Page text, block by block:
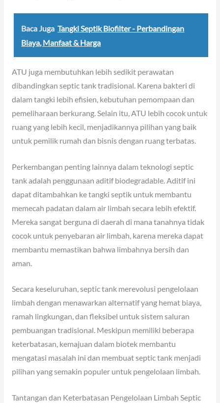
Baca Juga Tangki Septik Biofilter - Perbandingan
Biaya, Manfaat & Harga
ATU juga membutuhkan lebih sedikit perawatan
dibandingkan septic tank tradisional. Karena bakteri di
dalam tangki lebih efisien, kebutuhan pemompaan dan
pemeliharaan berkurang. Selain itu, ATU lebih cocok untuk
ruang yang lebih kecil, menjadikannya pilihan yang baik
untuk pemilik rumah dan bisnis dengan ruang terbatas.
Perkembangan penting lainnya dalam teknologi septic
tank adalah penggunaan aditif biodegradable. Aditif ini
dapat ditambahkan ke tangki septik untuk membantu
memecah padatan dalam air limbah secara lebih efektif.
Mereka sangat berguna di daerah di mana tanahnya tidak
cocok untuk penyebaran air limbah, karena mereka dapat
membantu memastikan bahwa limbahnya bersih dan
aman.
Secara keseluruhan, septic tank merevolusi pengelolaan
limbah dengan menawarkan alternatif yang hemat biaya,
ramah lingkungan, dan fleksibel untuk sistem saluran
pembuangan tradisional. Meskipun memiliki beberapa
keterbatasan, kemajuan dalam biotek membantu
mengatasi masalah ini dan membuat septic tank menjadi
pilihan yang semakin populer untuk pengelolaan limbah.
Tantangan dan Keterbatasan Pengelolaan Limbah Septic